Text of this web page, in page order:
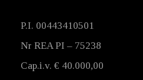
P.I. 00443410501
Nr REA PI – 75238
Cap.i.v. € 40.000,00